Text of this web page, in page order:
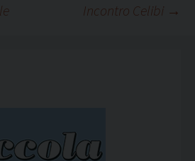
Incontro Celibi →